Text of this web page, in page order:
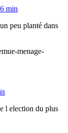
min
peu planté dans
menage-
l election du plus